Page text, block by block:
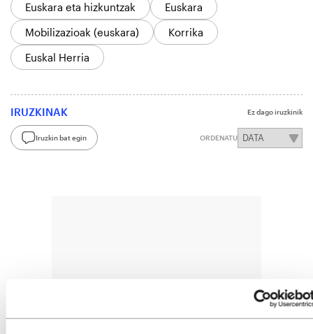
Euskara eta hizkuntzak
Euskara
Mobilizazioak (euskara)
Korrika
Euskal Herria
IRUZKINAK Ez dago iruzkinik
Iruzkin bat egin ORDENATU